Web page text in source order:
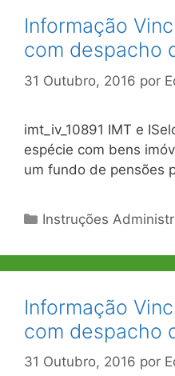
Informação
com despacho
31 Outubro, 2016 por
imt_iv_10891 IMT e
espécie com bens
um fundo de pensões
Categorias
Instruções
Informação
com despacho
31 Outubro, 2016 por